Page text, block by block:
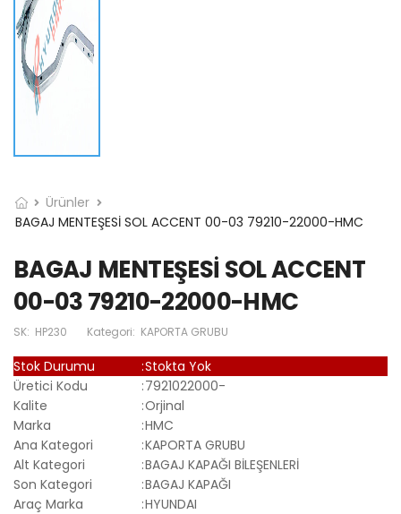
Ürünler
BAGAJ MENTEŞESİ SOL ACCENT 00-03 79210-22000-HMC
BAGAJ MENTEŞESİ SOL ACCENT
00-03 79210-22000-HMC
SK: HP230 Kategori: KAPORTA GRUBU
Stok Durumu :Stokta Yok
Üretici Kodu
:7921022000-
Kalite
:Orjinal
Marka
:HMC
Ana Kategori
:KAPORTA GRUBU
Alt Kategori
:BAGAJ KAPAĞI BİLEŞENLERİ
Son Kategori
:BAGAJ KAPAĞI
Araç Marka
:HYUNDAI